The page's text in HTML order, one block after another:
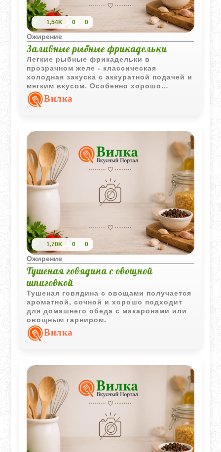
1,54K 0 0
Ожирение
Заливные рыбные фрикадельки
Легкие рыбные фрикадельки в
прозрачном желе - классическая
холодная закуска с аккуратной подачей и
мягким вкусом. Особенно хорошо
подходит для праздничного стола и
летнего меню.
Вилка
1,70K 0 0
Ожирение
Тушеная говядина с овощной
шпиговкой
Тушеная говядина с овощами получается
ароматной, сочной и хорошо подходит
для домашнего обеда с макаронами или
овощным гарниром.
Вилка